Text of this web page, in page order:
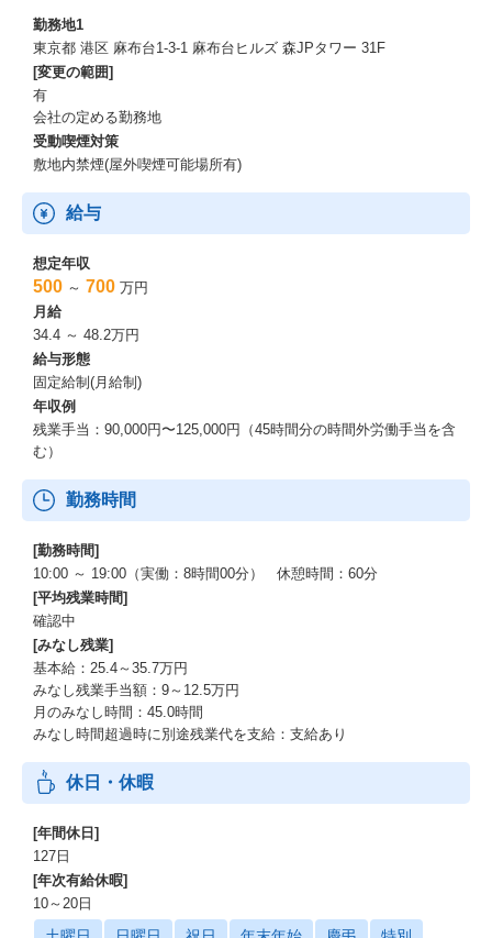
勤務地1
東京都 港区 麻布台1-3-1 麻布台ヒルズ 森JPタワー 31F
[変更の範囲]
有
会社の定める勤務地
受動喫煙対策
敷地内禁煙(屋外喫煙可能場所有)
給与
想定年収
500 ～ 700 万円
月給
34.4 ～ 48.2万円
給与形態
固定給制(月給制)
年収例
残業手当：90,000円〜125,000円（45時間分の時間外労働手当を含
む）
勤務時間
[勤務時間]
10:00 ～ 19:00（実働：8時間00分） 休憩時間：60分
[平均残業時間]
確認中
[みなし残業]
基本給：25.4～35.7万円
みなし残業手当額：9～12.5万円
月のみなし時間：45.0時間
みなし時間超過時に別途残業代を支給：支給あり
休日・休暇
[年間休日]
127日
[年次有給休暇]
10～20日